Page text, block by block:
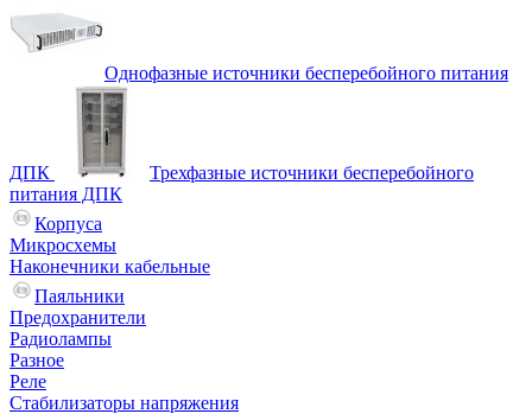
Однофазные источники бесперебойного питания
ДПК
Трехфазные источники бесперебойного
питания ДПК
Корпуса
Микросхемы
Наконечники кабельные
Паяльники
Предохранители
Радиолампы
Разное
Реле
Стабилизаторы напряжения